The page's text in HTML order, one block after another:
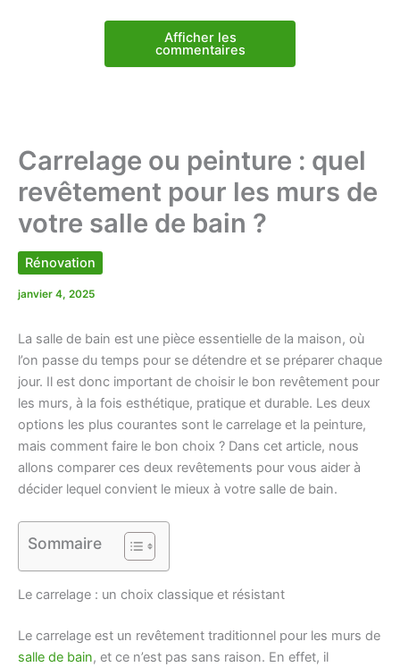
Afficher les
commentaires
Carrelage ou peinture : quel
revêtement pour les murs de
votre salle de bain ?
Rénovation
janvier 4, 2025
La salle de bain est une pièce essentielle de la maison, où
l’on passe du temps pour se détendre et se préparer chaque
jour. Il est donc important de choisir le bon revêtement pour
les murs, à la fois esthétique, pratique et durable. Les deux
options les plus courantes sont le carrelage et la peinture,
mais comment faire le bon choix ? Dans cet article, nous
allons comparer ces deux revêtements pour vous aider à
décider lequel convient le mieux à votre salle de bain.
Sommaire
Le carrelage : un choix classique et résistant
Le carrelage est un revêtement traditionnel pour les murs de
salle de bain, et ce n’est pas sans raison. En effet, il